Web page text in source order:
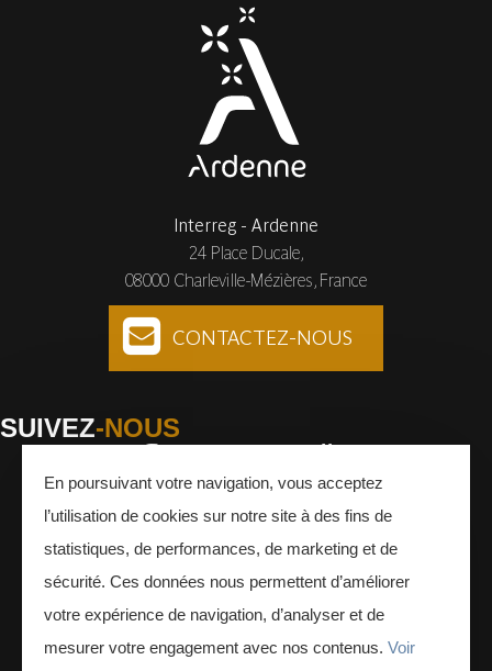
Interreg - Ardenne
24 Place Ducale,
08000 Charleville-Mézières, France
CONTACTEZ-NOUS
SUIVEZ-NOUS
Facebook Instagram Youtube
En poursuivant votre navigation, vous acceptez
l’utilisation de cookies sur notre site à des fins de
statistiques, de performances, de marketing et de
sécurité. Ces données nous permettent d’améliorer
votre expérience de navigation, d’analyser et de
mesurer votre engagement avec nos contenus. Voir